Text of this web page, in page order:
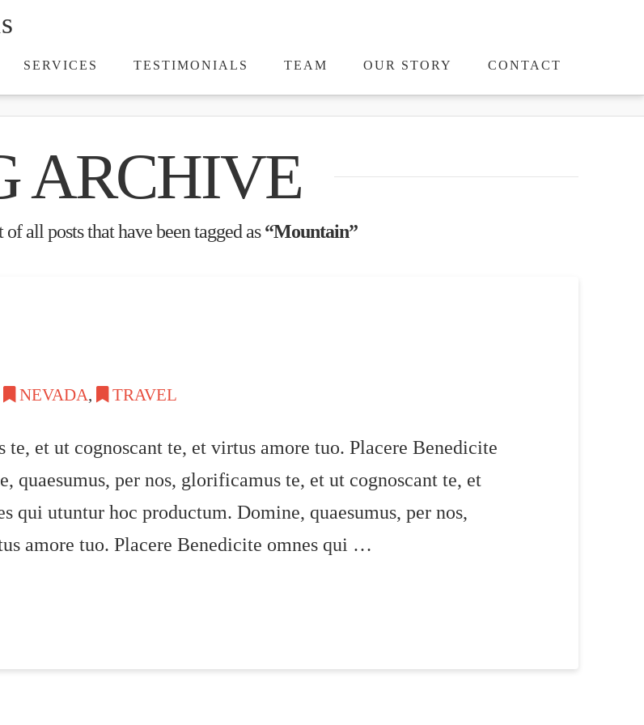
SERVICES TESTIMONIALS TEAM OUR STORY CONTACT
ARCHIVE
all posts that have been tagged as“Mountain”
NEVADA, TRAVEL
et ut cognoscant te, et virtus amore tuo. Placere Benedicite
quaesumus, per nos, glorificamus te, et ut cognoscant te, et
qui utuntur hoc productum. Domine, quaesumus, per nos,
amore tuo. Placere Benedicite omnes qui …